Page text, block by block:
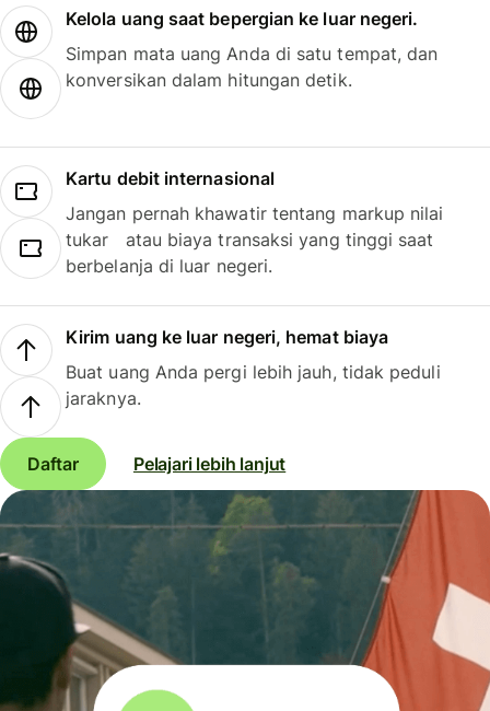
Kelola uang saat bepergian ke luar negeri.
Simpan mata uang Anda di satu tempat, dan
konversikan dalam hitungan detik.
Kartu debit internasional
Jangan pernah khawatir tentang markup nilai
tukar atau biaya transaksi yang tinggi saat
berbelanja di luar negeri.
Kirim uang ke luar negeri, hemat biaya
Buat uang Anda pergi lebih jauh, tidak peduli
jaraknya.
Daftar Pelajari lebih lanjut